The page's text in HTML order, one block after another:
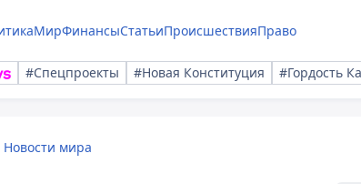
МирФинансыСтатьиПроисшествияПраво
#Спецпроекты #Новая Конституция #Гордость
Новости мира